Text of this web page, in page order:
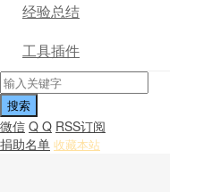
经验总结
工具插件
微信 Q Q RSS订阅
捐助名单 收藏本站